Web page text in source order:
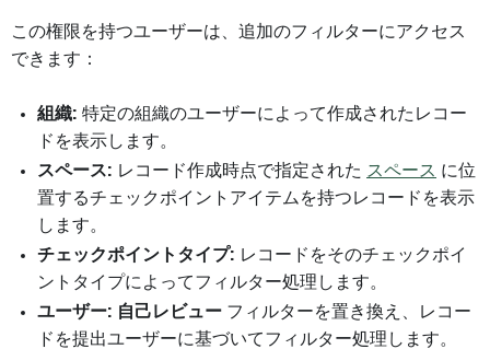
この権限を持つユーザーは、追加のフィルターにアクセス
できます：
組織: 特定の組織のユーザーによって作成されたレコー
ドを表示します。
スペース: レコード作成時点で指定された スペース に位
置するチェックポイントアイテムを持つレコードを表示
します。
チェックポイントタイプ: レコードをそのチェックポイ
ントタイプによってフィルター処理します。
ユーザー: 自己レビュー フィルターを置き換え、レコー
ドを提出ユーザーに基づいてフィルター処理します。